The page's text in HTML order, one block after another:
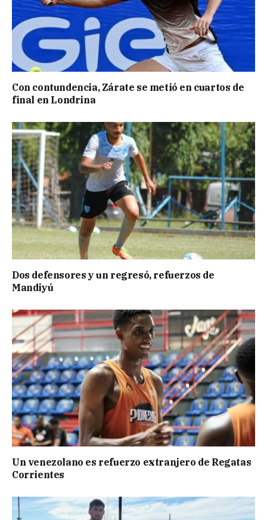
Con contundencia, Zárate se metió en cuartos de
final en Londrina
Dos defensores y un regresó, refuerzos de
Mandiyú
Un venezolano es refuerzo extranjero de Regatas
Corrientes